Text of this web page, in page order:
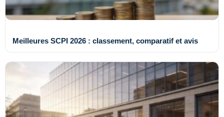
Meilleures SCPI 2026 : classement, comparatif et avis